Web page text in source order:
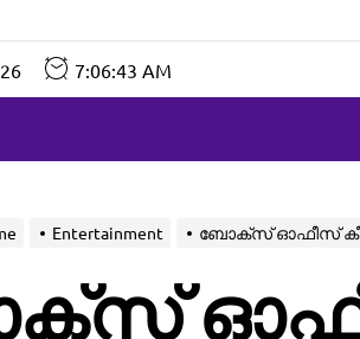
7:06:44 AM
Entertainment ബോക്‌സ് ഓഫീസ്
ഓഫീസ്